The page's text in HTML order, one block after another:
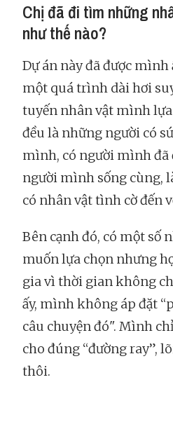
Chị đã đi tìm những
như thế nào?
Dự án này đã được mình
một quá trình dài hơi
tuyến nhân vật mình
đều là những người có
mình, có người mình đã
người mình sống cùng,
có nhân vật tình cờ đến
Bên cạnh đó, có một số
muốn lựa chọn nhưng
gia vì thời gian không
ấy, mình không áp đặt
câu chuyện đó". Mình
cho đúng “đường ray”,
thôi.